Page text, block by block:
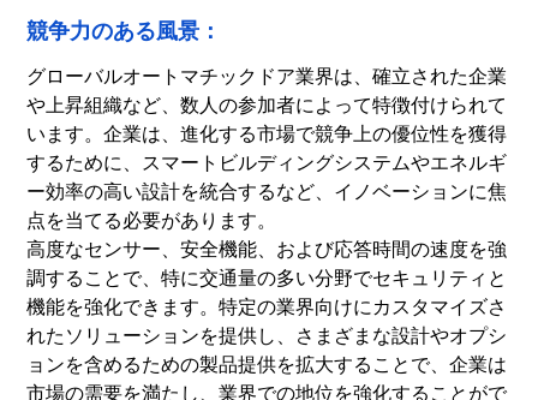
競争力のある風景：
グローバルオートマチックドア業界は、確立された企業
や上昇組織など、数人の参加者によって特徴付けられて
います。企業は、進化する市場で競争上の優位性を獲得
するために、スマートビルディングシステムやエネルギ
ー効率の高い設計を統合するなど、イノベーションに焦
点を当てる必要があります。
高度なセンサー、安全機能、および応答時間の速度を強
調することで、特に交通量の多い分野でセキュリティと
機能を強化できます。特定の業界向けにカスタマイズさ
れたソリューションを提供し、さまざまな設計やオプシ
ョンを含めるための製品提供を拡大することで、企業は
市場の需要を満たし、業界での地位を強化することがで